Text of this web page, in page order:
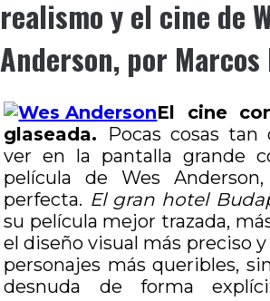
realismo y el cine de
Anderson, por Marcos
El cine
glaseada. Pocas cosas tan
ver en la pantalla grande
película de Wes
perfecta. El gran hotel
su película mejor trazada,
el diseño visual más preciso
personajes más queribles,
desnuda de forma